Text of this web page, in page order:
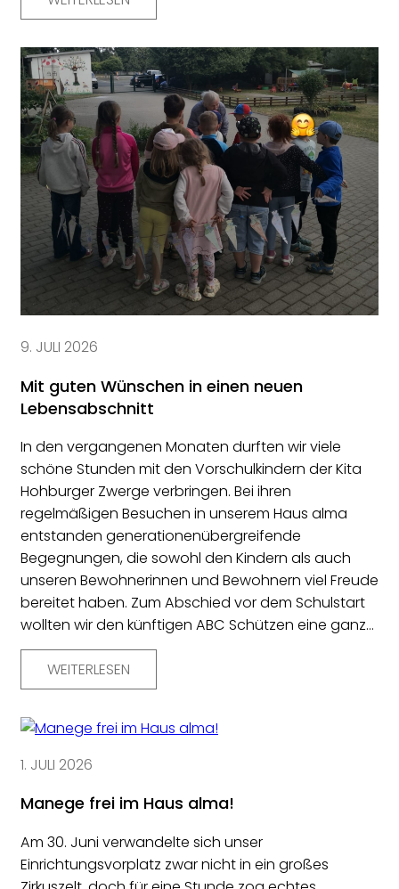
9. JULI 2026
Mit guten Wünschen in einen neuen
Lebensabschnitt
In den vergangenen Monaten durften wir viele
schöne Stunden mit den Vorschulkindern der Kita
Hohburger Zwerge verbringen. Bei ihren
regelmäßigen Besuchen in unserem Haus alma
entstanden generationenübergreifende
Begegnungen, die sowohl den Kindern als auch
unseren Bewohnerinnen und Bewohnern viel Freude
bereitet haben. Zum Abschied vor dem Schulstart
wollten wir den künftigen ABC Schützen eine ganz…
WEITERLESEN
1. JULI 2026
Manege frei im Haus alma!
Am 30. Juni verwandelte sich unser
Einrichtungsvorplatz zwar nicht in ein großes